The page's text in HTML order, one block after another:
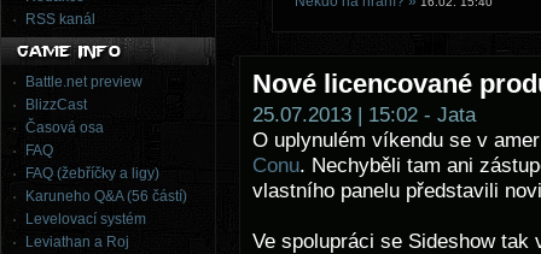
RSS kanál
Battle.net preview
BlizzCast
Časová osa
FAQ
FAQ (žebříčky a ligy)
Karuneho Q&A (56 částí)
Levelovací systém
Leviathan a Roj
Nové licencované
25.07.2013 | 15:02 - Jata
O uplynulém víkendu se v
Conu. Nechyběli tam ani
vlastního panelu představili
Ve spolupráci se Sideshow tak